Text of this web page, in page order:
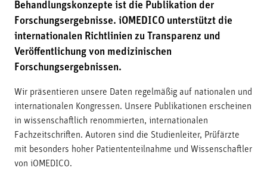
Behandlungskonzepte ist die Publikation der
Forschungsergebnisse. iOMEDICO unterstützt die
internationalen Richtlinien zu Transparenz und
Veröffentlichung von medizinischen
Forschungsergebnissen.
Wir präsentieren unsere Daten regelmäßig auf nationalen und
internationalen Kongressen. Unsere Publikationen erscheinen
in wissenschaftlich renommierten, internationalen
Fachzeitschriften. Autoren sind die Studienleiter, Prüfärzte
mit besonders hoher Patiententeilnahme und Wissenschaftler
von iOMEDICO.